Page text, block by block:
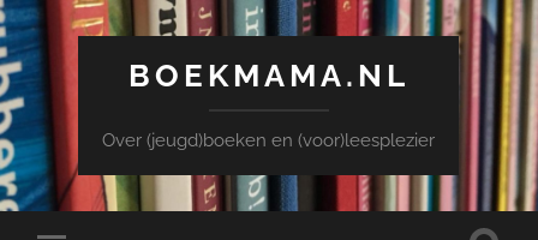
BOEKMAMA.NL
Over (jeugd)boeken en (voor)leesplezier